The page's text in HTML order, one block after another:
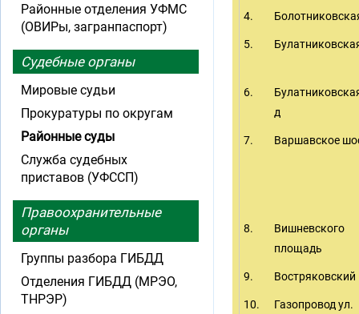
4.
5.
6.
д
7. Варшавское
8.
Вишневского
площадь
9. Востряковский
10. Газопровод ул.
Районные отделения УФМС
(ОВИРы, загранпаспорт)
Судебные органы
Мировые судьи
Прокуратуры по округам
Районные суды
Служба судебных
приставов (УФССП)
Правоохранительные
органы
Группы разбора ГИБДД
Отделения ГИБДД (МРЭО,
ТНРЭР)